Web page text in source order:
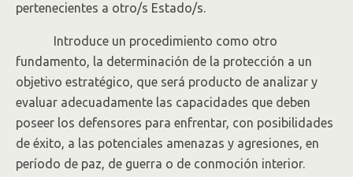
pertenecientes a otro/s Estado/s.
Introduce un procedimiento como otro
fundamento, la determinación de la protección a un
objetivo estratégico, que será producto de analizar y
evaluar adecuadamente las capacidades que deben
poseer los defensores para enfrentar, con posibilidades
de éxito, a las potenciales amenazas y agresiones, en
período de paz, de guerra o de conmoción interior.